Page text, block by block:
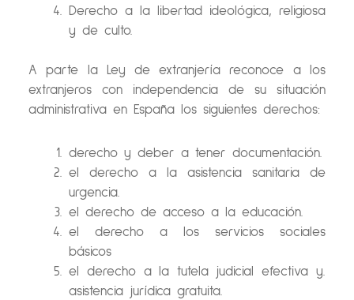
Derecho a la libertad ideológica, religiosa
y de culto.
A parte la Ley de extranjería reconoce a los
extranjeros con independencia de su situación
administrativa en España los siguientes derechos:
derecho y deber a tener documentación.
el derecho a la asistencia sanitaria de
urgencia.
el derecho de acceso a la educación.
el derecho a los servicios sociales
básicos
el derecho a la tutela judicial efectiva y.
asistencia jurídica gratuita.